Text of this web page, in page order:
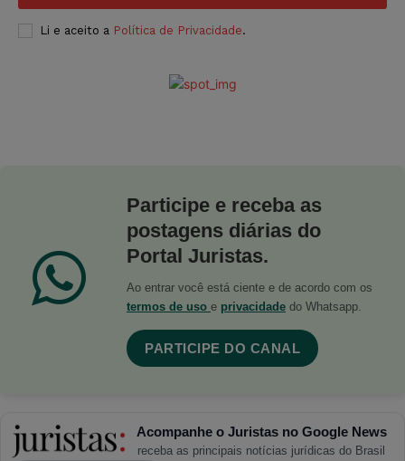
Li e aceito a Política de Privacidade.
Participe e receba as
postagens diárias do
Portal Juristas.
Ao entrar você está ciente e de acordo com os
termos de uso e privacidade do Whatsapp.
PARTICIPE DO CANAL
Acompanhe o Juristas no Google News
receba as principais notícias jurídicas do Brasil